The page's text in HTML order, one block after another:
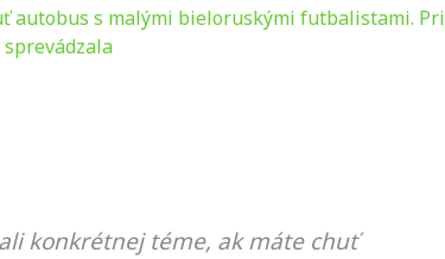
autobus s malými bieloruskými futbalistami. Pri
konkrétnej téme, ak máte chuť